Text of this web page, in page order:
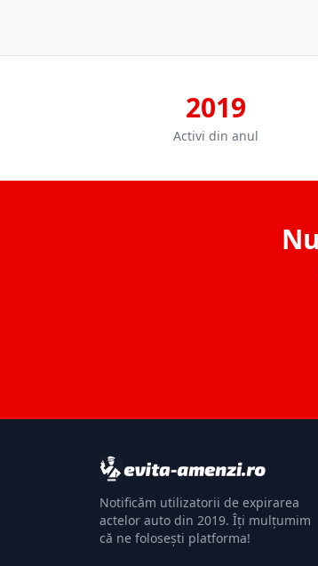
2019
Activi din anul
Notificăm utilizatorii de expirarea
actelor auto din 2019. Îți mulțumim
că ne folosești platforma!